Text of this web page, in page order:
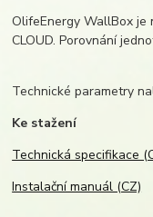
OlifeEnergy WallBox je
CLOUD. Porovnání
Technické parametry
Ke stažení
Technická specifikace
Instalační manuál (CZ)